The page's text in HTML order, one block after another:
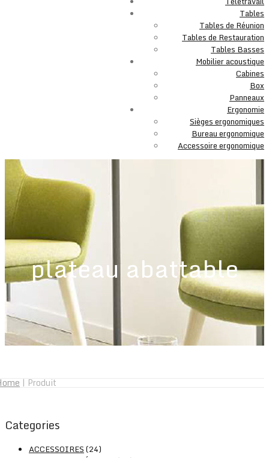
Tables
Tables de Réunion
Tables de Restauration
Tables Basses
Mobilier acoustique
Cabines
Box
Panneaux
Ergonomie
Sièges ergonomiques
Bureau ergonomique
Accessoire ergonomique
plateau abattable
| Produit
Categories
ACCESSOIRES(24)